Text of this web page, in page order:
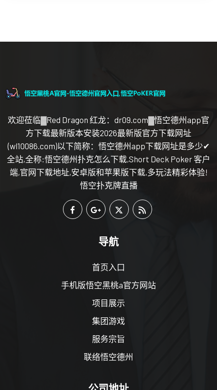
欢迎莅临▓Red Dragon 红龙：dr09.com▓悟空德州app官
方下载最新版本安装2026最新版官方下载网址
(wl10086.com)以下简称：悟空德州app下载网址是多少✔
全站,全称:悟空德州扑克怎么下载,Short Deck Poker 客户
端,官网下载地址,安卓版和苹果版下载,多玩法精彩体验!
悟空扑克牌直播
导航
首页入口
手机版悟空黑桃a官方网站
项目展示
集团游戏
服务宗旨
联络悟空德州